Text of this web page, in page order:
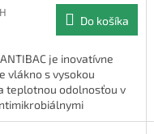
Do košíka
je inovatívne
vlákno s vysokou
teplotnou odolnosťou v